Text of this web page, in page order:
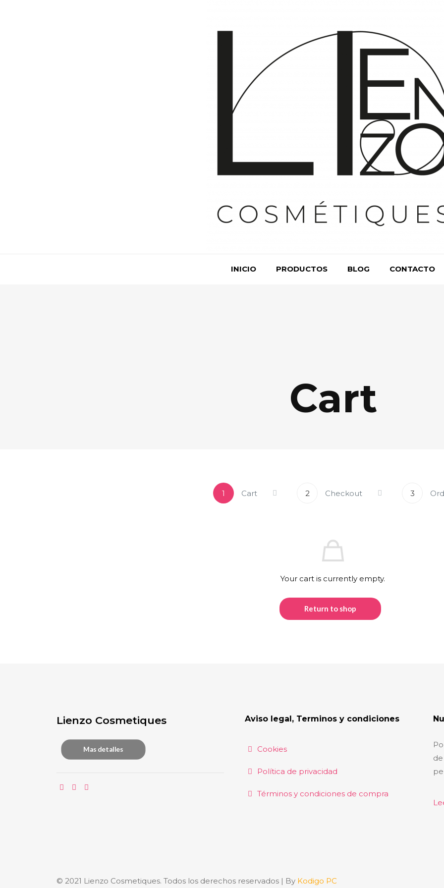
INICIO PRODUCTOS BLOG CONTACTO
Cart
1 Cart 2 Checkout 3
Your cart is currently empty.
Return to shop
Lienzo Cosmetiques
Mas detalles
Aviso legal, Terminos y condiciones
Cookies
Política de privacidad
Términos y condiciones de compra
© 2021 Lienzo Cosmetiques. Todos los derechos reservados | By Kodigo PC